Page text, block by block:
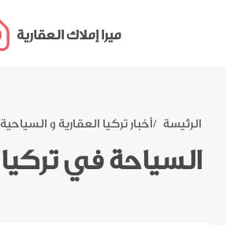
ميرا إملاك العقارية
الرئيسة أخبار تركيا العقارية و السياحية
السياحة في تركيا